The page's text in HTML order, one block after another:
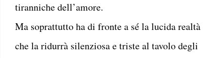
tiranniche dell’amore.
Ma soprattutto ha di fronte a sé la lucida realtà
che la ridurrà silenziosa e triste al tavolo degli